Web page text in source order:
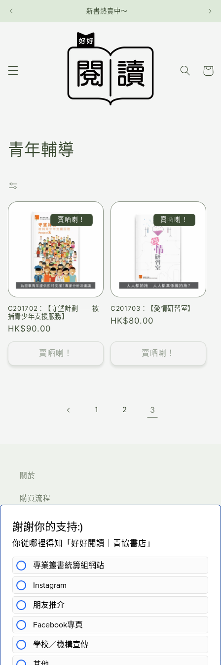
新書熱賣中～
物
:
青年輔導
賣晒喇！
C201702：【守望計劃 ── 被
捕青少年支援服務】
HK$90.00
賣晒喇！
賣晒喇！
C201703：【愛情研習室】
HK$80.00
賣晒喇！
1 2 3
關於
購買流程
付款須知
條款及細則
聯絡我們
Search
https://www.facebook.com/
https://